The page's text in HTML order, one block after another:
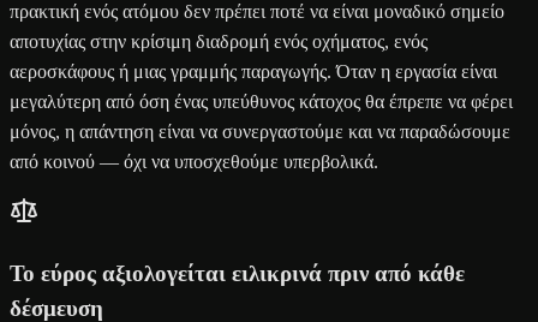
πρακτική ενός ατόμου δεν πρέπει ποτέ να είναι μοναδικό σημείο
αποτυχίας στην κρίσιμη διαδρομή ενός οχήματος, ενός
αεροσκάφους ή μιας γραμμής παραγωγής. Όταν η εργασία είναι
μεγαλύτερη από όση ένας υπεύθυνος κάτοχος θα έπρεπε να φέρει
μόνος, η απάντηση είναι να συνεργαστούμε και να παραδώσουμε
από κοινού — όχι να υποσχεθούμε υπερβολικά.
Το εύρος αξιολογείται ειλικρινά πριν από κάθε
δέσμευση